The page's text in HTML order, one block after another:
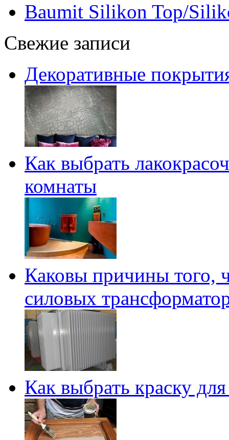
Baumit Silikon Top/
Свежие записи
Декоративные
Как выбрать
комнаты
Каковы причины того,
силовых
Как выбрать краску